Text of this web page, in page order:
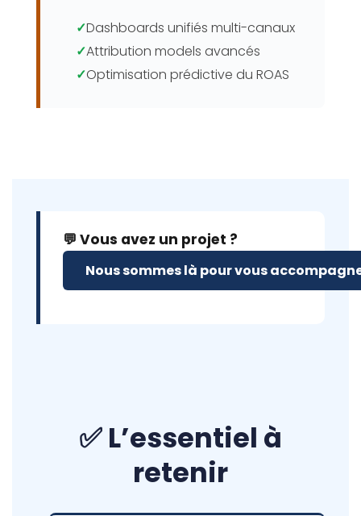
✓Dashboards unifiés multi-canaux
✓Attribution models avancés
✓Optimisation prédictive du ROAS
💬 Vous avez un projet ?
Nous sommes là pour vous
✅ L’essentiel à
retenir